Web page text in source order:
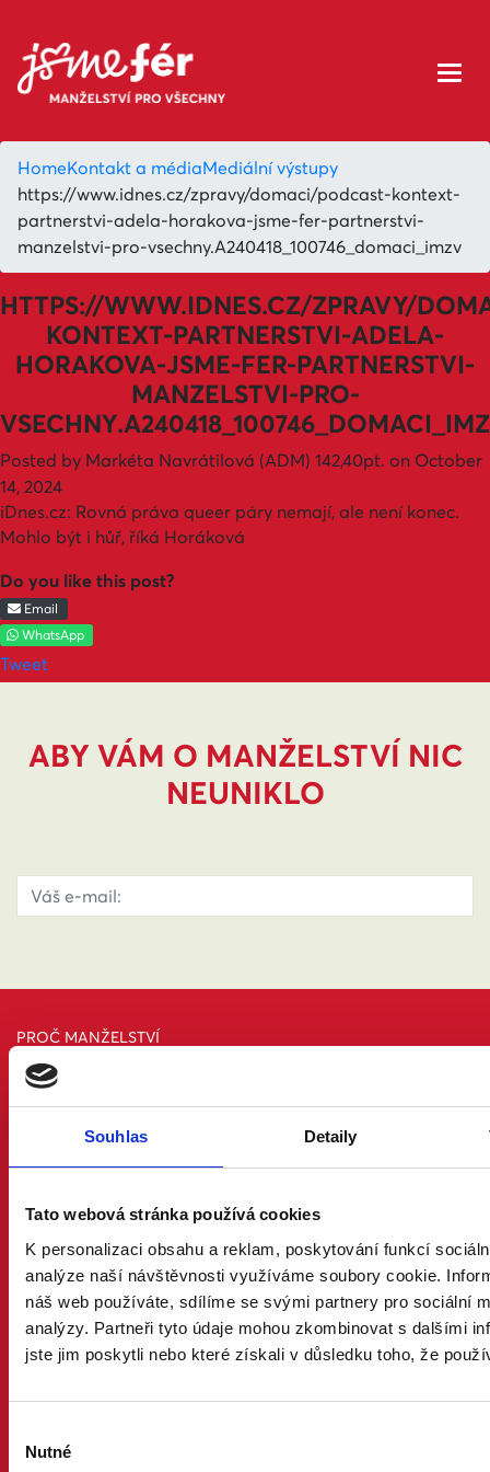
Souhlas Detaily
Tato webová stránka používá cookies
K personalizaci obsahu a reklam, poskytování funkcí
analýze naší návštěvnosti využíváme soubory cookie.
náš web používáte, sdílíme se svými partnery pro sociální
analýzy. Partneři tyto údaje mohou zkombinovat s dalšími
jste jim poskytli nebo které získali v důsledku toho, že
souhlasu
Nutné
HomeKontakt a médiaMediální výstupy
https://www.idnes.cz/zpravy/domaci/podcast-kontext-
partnerstvi-adela-horakova-jsme-fer-partnerstvi-
manzelstvi-pro-vsechny.A240418_100746_domaci_imzv
HTTPS://WWW.IDNES.CZ/ZPRAVY/
KONTEXT-PARTNERSTVI-ADELA-
HORAKOVA-JSME-FER-PARTNERSTVI-
MANZELSTVI-PRO-
Posted by Markéta Navrátilová (ADM) 142,40pt. on October
14, 2024
iDnes.cz: Rovná práva queer páry nemají, ale není konec.
Mohlo být i hůř, říká Horáková
Do you like this post?
Email
WhatsApp
Tweet
ABY VÁM O MANŽELSTVÍ NIC
NEUNIKLO
PROČ MANŽELSTVÍ
DŮVODY A ODPOVĚDI
PRÁVNÍ PORADNA
NÁZORY ODBORNÍKŮ A ODBORNIC
KONTAKT A MÉDIA
ONLINE PETICE
STOJÍ ZA NÁMI
FÉR MĚSTA A OBCE
FÉR FIRMY
FÉR ORGANIZACE
FÉR OSOBNOSTI
CHCI POMOCI